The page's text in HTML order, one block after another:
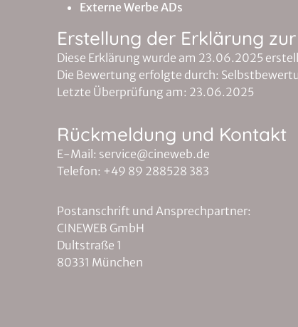
Externe Werbe ADs
Erstellung der Erklärung
Diese Erklärung wurde am 23.06.2025
Die Bewertung erfolgte durch:
Letzte Überprüfung am: 23.06.2025
Rückmeldung und Kontakt
E-Mail: service@cineweb.de
Telefon: +49 89 288528 383
Postanschrift und Ansprechpartner:
CINEWEB GmbH
Dultstraße 1
80331 München